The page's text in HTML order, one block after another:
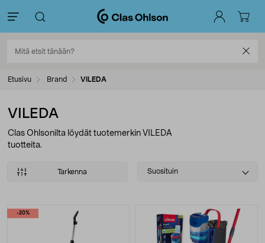
Etusivu Brand VILEDA
VILEDA
Clas Ohlsonilta löydät tuotemerkin VILEDA
tuotteita.
Tarkenna
Select
Suosituin
Tuotteet
-20%